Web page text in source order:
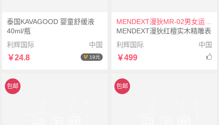
泰国KAVAGOOD 婴童舒缓液
40ml/瓶
利辉国际
中国
￥24.8 19元
MENDEXT漫狄红檀实木精雕表
面 黑色表壳 红色/浅黄织纹表带
MR-02男女运动手表腕表
利辉国际 中国
￥499
包邮 包邮